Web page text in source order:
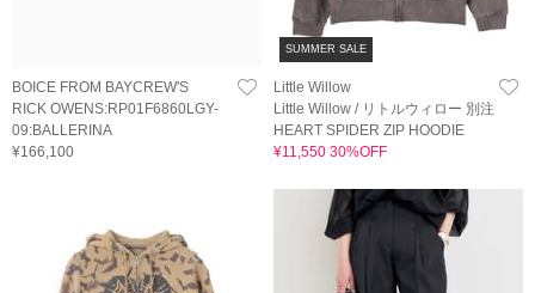
BOICE FROM BAYCREW'S
RICK OWENS:RP01F6860LGY-
09:BALLERINA
¥166,100
SUMMER SALE
Little Willow
Little Willow / リトルウィロー 別注
HEART SPIDER ZIP HOODIE
¥11,550 30%OFF